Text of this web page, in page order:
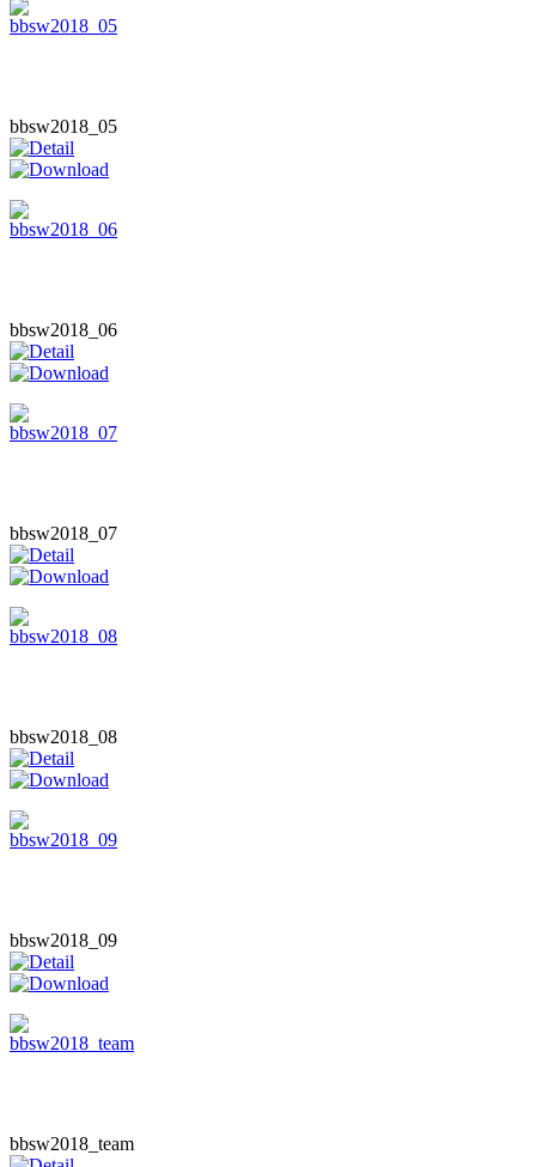
bbsw2018_05
bbsw2018_06
bbsw2018_07
bbsw2018_08
bbsw2018_09
bbsw2018_team